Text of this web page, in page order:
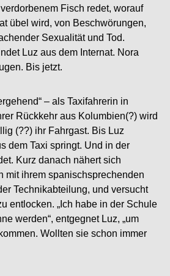
Fisch redet, worauf
übel wird, von Beschwörungen,
Sexualität und Tod.
Luz aus dem Internat. Nora
Bis jetzt.
– als Taxifahrerin in
Rückkehr aus Kolumbien(?) wird
(??) ihr Fahrgast. Bis Luz
dem Taxi springt. Und in der
Kurz danach nähert sich
mit ihrem spanischsprechenden
Technikabteilung, und versucht
entlocken. „Ich habe in der Schule
werden“, entgegnet Luz, „um
Wollten sie schon immer